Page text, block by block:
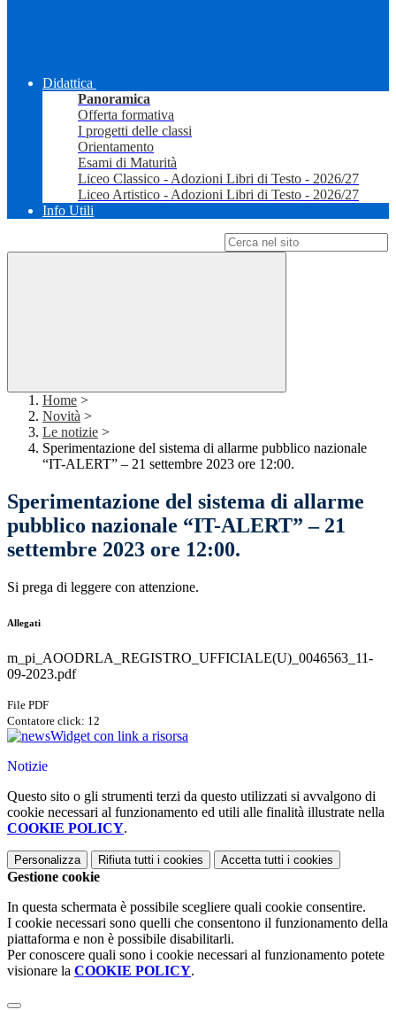
Didattica
Panoramica
Offerta formativa
I progetti delle classi
Orientamento
Esami di Maturità
Liceo Classico - Adozioni Libri di Testo - 2026/27
Liceo Artistico - Adozioni Libri di Testo - 2026/27
Info Utili
Home >
Novità >
Le notizie >
Sperimentazione del sistema di allarme pubblico nazionale
“IT-ALERT” – 21 settembre 2023 ore 12:00.
Sperimentazione del sistema di allarme
pubblico nazionale “IT-ALERT” – 21
settembre 2023 ore 12:00.
Si prega di leggere con attenzione.
Allegati
m_pi_AOODRLA_REGISTRO_UFFICIALE(U)_0046563_11-
09-2023.pdf
File PDF
Contatore click: 12
Widget con link a risorsa
Notizie
Questo sito o gli strumenti terzi da questo utilizzati si avvalgono di
cookie necessari al funzionamento ed utili alle finalità illustrate nella
COOKIE POLICY.
Personalizza Rifiuta tutti i cookies Accetta tutti i cookies
Gestione cookie
In questa schermata è possibile scegliere quali cookie consentire.
I cookie necessari sono quelli che consentono il funzionamento della
piattaforma e non è possibile disabilitarli.
Per conoscere quali sono i cookie necessari al funzionamento potete
visionare la COOKIE POLICY.